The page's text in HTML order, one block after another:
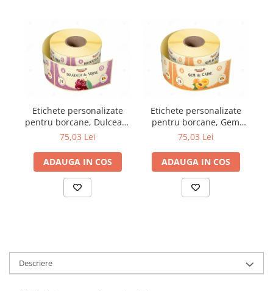
Etichete personalizate
pentru borcane, Dulceata
visine, 54x144 mm, 500
75,03 Lei
ADAUGA IN COS
Etichete personalizate
pentru borcane, Gem
caise, 54x144 mm, 500
75,03 Lei
ADAUGA IN COS
Descriere